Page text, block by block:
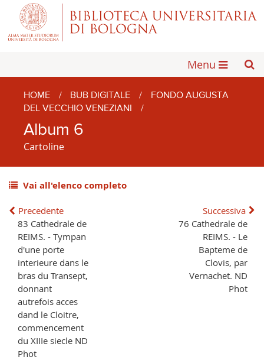
Menu
HOME / BUB DIGITALE /
FONDO AUGUSTA
DEL VECCHIO VENEZIANI
/
Album 6
Cartoline
Vai all'elenco completo
Precedente
83 Cathedrale de
REIMS. - Tympan
d'une porte
interieure dans le
bras du Transept,
donnant
autrefois acces
dand le Cloitre,
commencement
du XIIIe siecle ND
Phot
Successiva
76 Cathedrale de
REIMS. - Le
Bapteme de
Clovis, par
Vernachet. ND
Phot